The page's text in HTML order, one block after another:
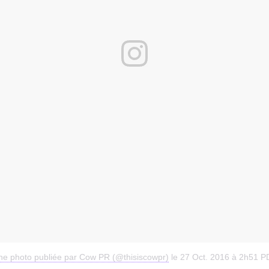
photo publiée par Cow PR (@thisiscowpr) le 27 Oct. 2016 à 2h51